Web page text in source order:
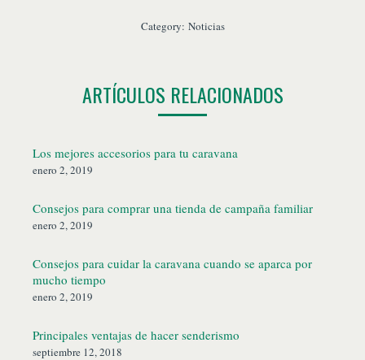
Category: Noticias
ARTÍCULOS RELACIONADOS
Los mejores accesorios para tu caravana
enero 2, 2019
Consejos para comprar una tienda de campaña familiar
enero 2, 2019
Consejos para cuidar la caravana cuando se aparca por
mucho tiempo
enero 2, 2019
Principales ventajas de hacer senderismo
septiembre 12, 2018